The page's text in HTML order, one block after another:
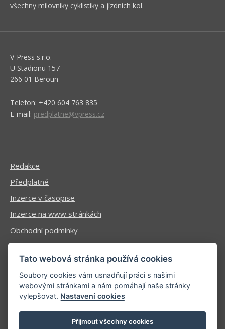
všechny milovníky cyklistiky a jízdních kol.
V-Press s.r.o.
U Stadionu 157
266 01 Beroun
Telefon: +420 604 763 835
E-mail: predplatne@vpress.cz
Redakce
Předplatné
Inzerce v časopise
Inzerce na www stránkách
Obchodní podmínky
Ochrana osobních údajů
Příhlášení | Registrace
Kontaktní informace
Tato webová stránka používá cookies
Soubory cookies vám usnadňují práci s našimi
webovými stránkami a nám pomáhají naše stránky
vylepšovat. Nastavení cookies
Přijmout všechny cookies